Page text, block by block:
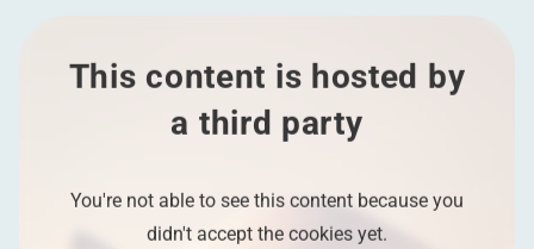
This content is hosted by
a third party
You're not able to see this content because you
didn't accept the cookies yet.